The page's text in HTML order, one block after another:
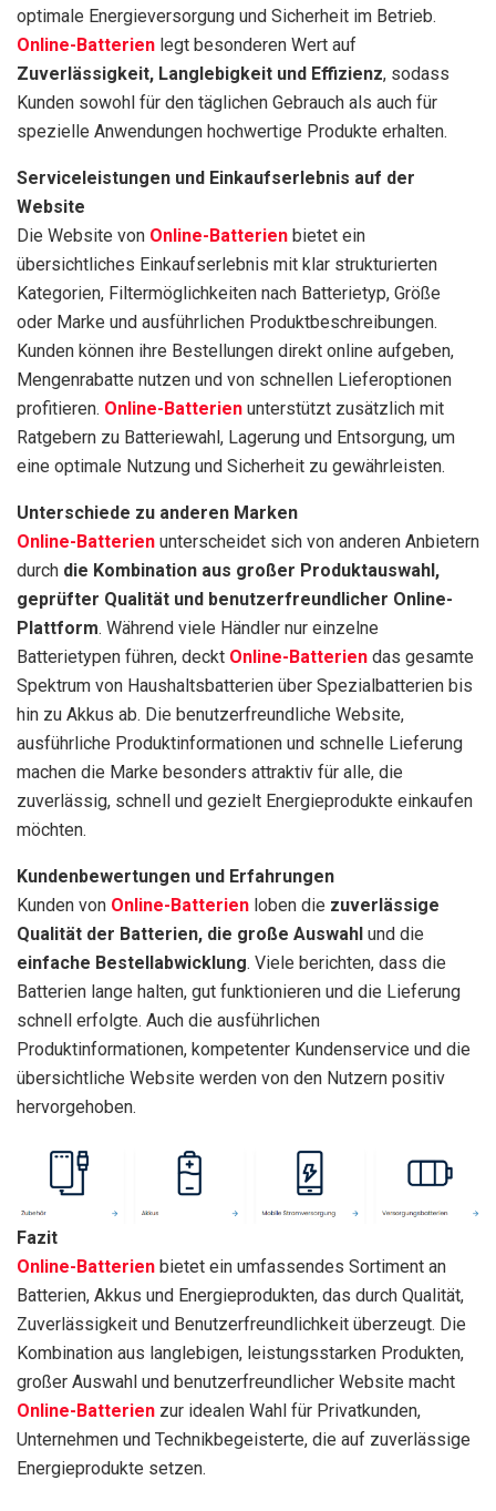
optimale Energieversorgung und Sicherheit im Betrieb.
Online-Batterien legt besonderen Wert auf
Zuverlässigkeit, Langlebigkeit und Effizienz, sodass
Kunden sowohl für den täglichen Gebrauch als auch für
spezielle Anwendungen hochwertige Produkte erhalten.
Serviceleistungen und Einkaufserlebnis auf der
Website
Die Website von Online-Batterien bietet ein
übersichtliches Einkaufserlebnis mit klar strukturierten
Kategorien, Filtermöglichkeiten nach Batterietyp, Größe
oder Marke und ausführlichen Produktbeschreibungen.
Kunden können ihre Bestellungen direkt online aufgeben,
Mengenrabatte nutzen und von schnellen Lieferoptionen
profitieren. Online-Batterien unterstützt zusätzlich mit
Ratgebern zu Batteriewahl, Lagerung und Entsorgung, um
eine optimale Nutzung und Sicherheit zu gewährleisten.
Unterschiede zu anderen Marken
Online-Batterien unterscheidet sich von anderen Anbietern
durch die Kombination aus großer Produktauswahl,
geprüfter Qualität und benutzerfreundlicher Online-
Plattform. Während viele Händler nur einzelne
Batterietypen führen, deckt Online-Batterien das gesamte
Spektrum von Haushaltsbatterien über Spezialbatterien bis
hin zu Akkus ab. Die benutzerfreundliche Website,
ausführliche Produktinformationen und schnelle Lieferung
machen die Marke besonders attraktiv für alle, die
zuverlässig, schnell und gezielt Energieprodukte einkaufen
möchten.
Kundenbewertungen und Erfahrungen
Kunden von Online-Batterien loben die zuverlässige
Qualität der Batterien, die große Auswahl und die
einfache Bestellabwicklung. Viele berichten, dass die
Batterien lange halten, gut funktionieren und die Lieferung
schnell erfolgte. Auch die ausführlichen
Produktinformationen, kompetenter Kundenservice und die
übersichtliche Website werden von den Nutzern positiv
hervorgehoben.
Fazit
Online-Batterien bietet ein umfassendes Sortiment an
Batterien, Akkus und Energieprodukten, das durch Qualität,
Zuverlässigkeit und Benutzerfreundlichkeit überzeugt. Die
Kombination aus langlebigen, leistungsstarken Produkten,
großer Auswahl und benutzerfreundlicher Website macht
Online-Batterien zur idealen Wahl für Privatkunden,
Unternehmen und Technikbegeisterte, die auf zuverlässige
Energieprodukte setzen.